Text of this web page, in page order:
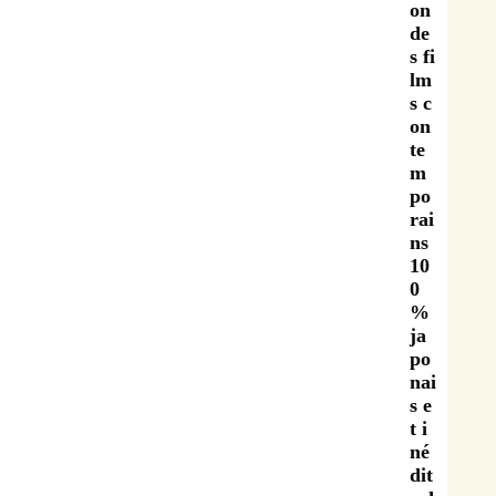
on
de
s fi
lm
s c
on
te
m
po
rai
ns
10
0
%
ja
po
nai
s e
t i
né
dit